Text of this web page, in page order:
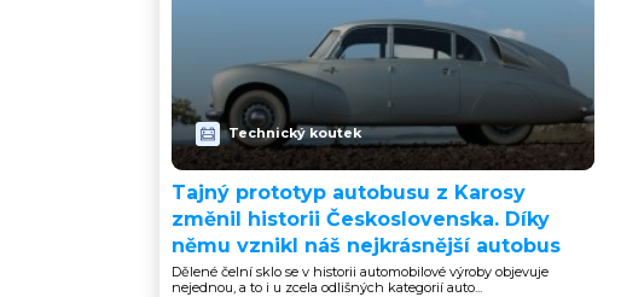
Technický koutek
Tajný prototyp autobusu z Karosy
změnil historii Československa. Díky
němu vznikl náš nejkrásnější autobus
Dělené čelní sklo se v historii automobilové výroby objevuje
nejednou, a to i u zcela odlišných kategorií auto...